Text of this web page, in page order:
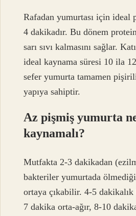
Rafadan yumurtası için ideal
4 dakikadır. Bu dönem
sarı sıvı kalmasını sağlar.
ideal kaynama süresi 10 ila
sefer yumurta tamamen
yapıya sahiptir.
Az pişmiş yumurta
kaynamalı?
Mutfakta 2-3 dakikadan
bakteriler yumurtada
ortaya çıkabilir. 4-5
7 dakika orta-ağır, 8-10